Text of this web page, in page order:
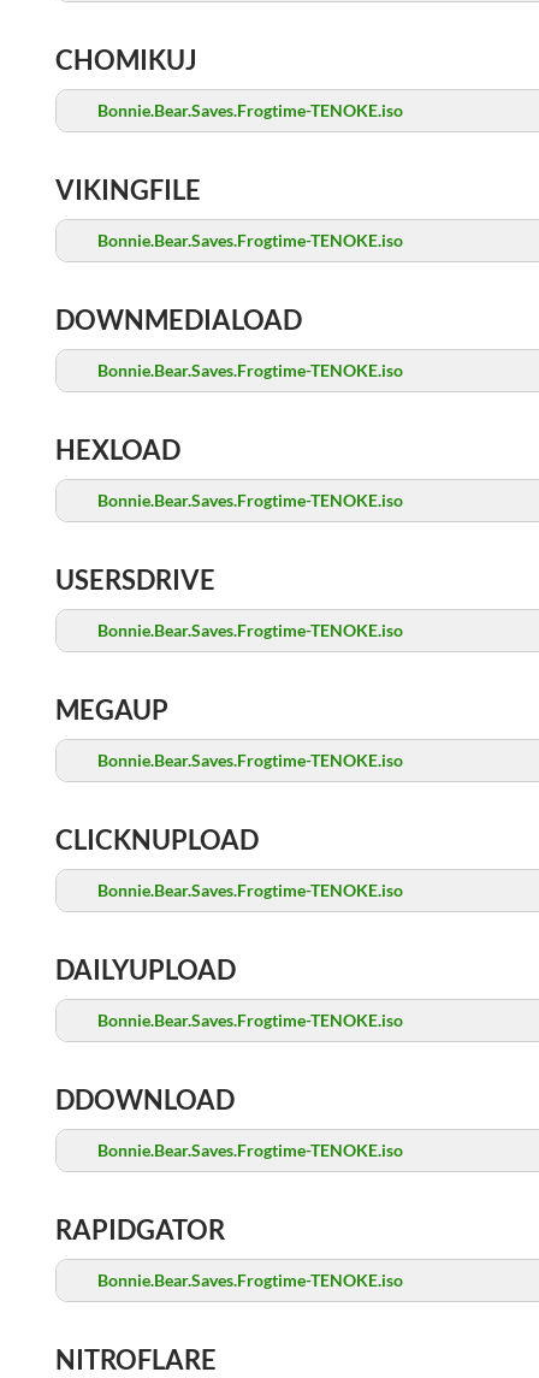
CHOMIKUJ
Bonnie.Bear.Saves.Frogtime-TENOKE.iso
VIKINGFILE
Bonnie.Bear.Saves.Frogtime-TENOKE.iso
DOWNMEDIALOAD
Bonnie.Bear.Saves.Frogtime-TENOKE.iso
HEXLOAD
Bonnie.Bear.Saves.Frogtime-TENOKE.iso
USERSDRIVE
Bonnie.Bear.Saves.Frogtime-TENOKE.iso
MEGAUP
Bonnie.Bear.Saves.Frogtime-TENOKE.iso
CLICKNUPLOAD
Bonnie.Bear.Saves.Frogtime-TENOKE.iso
DAILYUPLOAD
Bonnie.Bear.Saves.Frogtime-TENOKE.iso
DDOWNLOAD
Bonnie.Bear.Saves.Frogtime-TENOKE.iso
RAPIDGATOR
Bonnie.Bear.Saves.Frogtime-TENOKE.iso
NITROFLARE